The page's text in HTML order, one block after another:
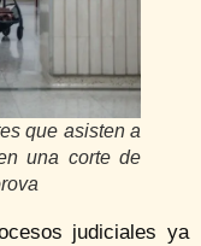
que asisten a
una corte de
judiciales ya